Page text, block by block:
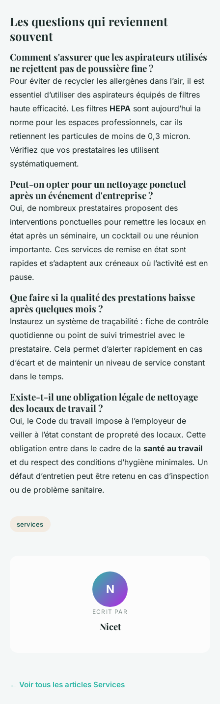
Les questions qui reviennent
souvent
Comment s'assurer que les aspirateurs utilisés
ne rejettent pas de poussière fine ?
Pour éviter de recycler les allergènes dans l’air, il est
essentiel d’utiliser des aspirateurs équipés de filtres
haute efficacité. Les filtres HEPA sont aujourd’hui la
norme pour les espaces professionnels, car ils
retiennent les particules de moins de 0,3 micron.
Vérifiez que vos prestataires les utilisent
systématiquement.
Peut-on opter pour un nettoyage ponctuel
après un événement d'entreprise ?
Oui, de nombreux prestataires proposent des
interventions ponctuelles pour remettre les locaux en
état après un séminaire, un cocktail ou une réunion
importante. Ces services de remise en état sont
rapides et s’adaptent aux créneaux où l’activité est en
pause.
Que faire si la qualité des prestations baisse
après quelques mois ?
Instaurez un système de traçabilité : fiche de contrôle
quotidienne ou point de suivi trimestriel avec le
prestataire. Cela permet d’alerter rapidement en cas
d’écart et de maintenir un niveau de service constant
dans le temps.
Existe-t-il une obligation légale de nettoyage
des locaux de travail ?
Oui, le Code du travail impose à l’employeur de
veiller à l’état constant de propreté des locaux. Cette
obligation entre dans le cadre de la santé au travail
et du respect des conditions d’hygiène minimales. Un
défaut d’entretien peut être retenu en cas d’inspection
ou de problème sanitaire.
services
N
ECRIT PAR
Nicet
← Voir tous les articles Services